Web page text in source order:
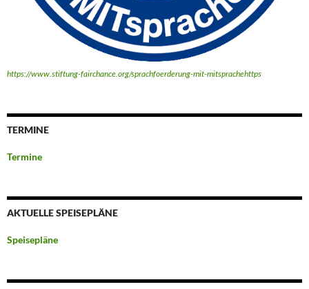
https://www.stiftung-fairchance.org/sprachfoerderung-mit-mitsprachehttps
TERMINE
Termine
AKTUELLE SPEISEPLÄNE
Speisepläne